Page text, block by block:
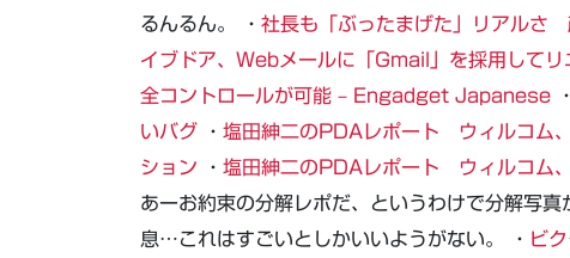
るんるん。 ・ 社長も「ぶったまげた」リアル
イブドア、Webメールに「Gmail」を採用してリ
全コントロールが可能 – Engadget Japanese ・
いバグ ・ 塩田紳二のPDAレポート ウィルコム
ション ・ 塩田紳二のPDAレポート ウィルコム
あーお約束の分解レポだ、というわけで分解写
息…これはすごいとしかいいようがない。 ・
ビ